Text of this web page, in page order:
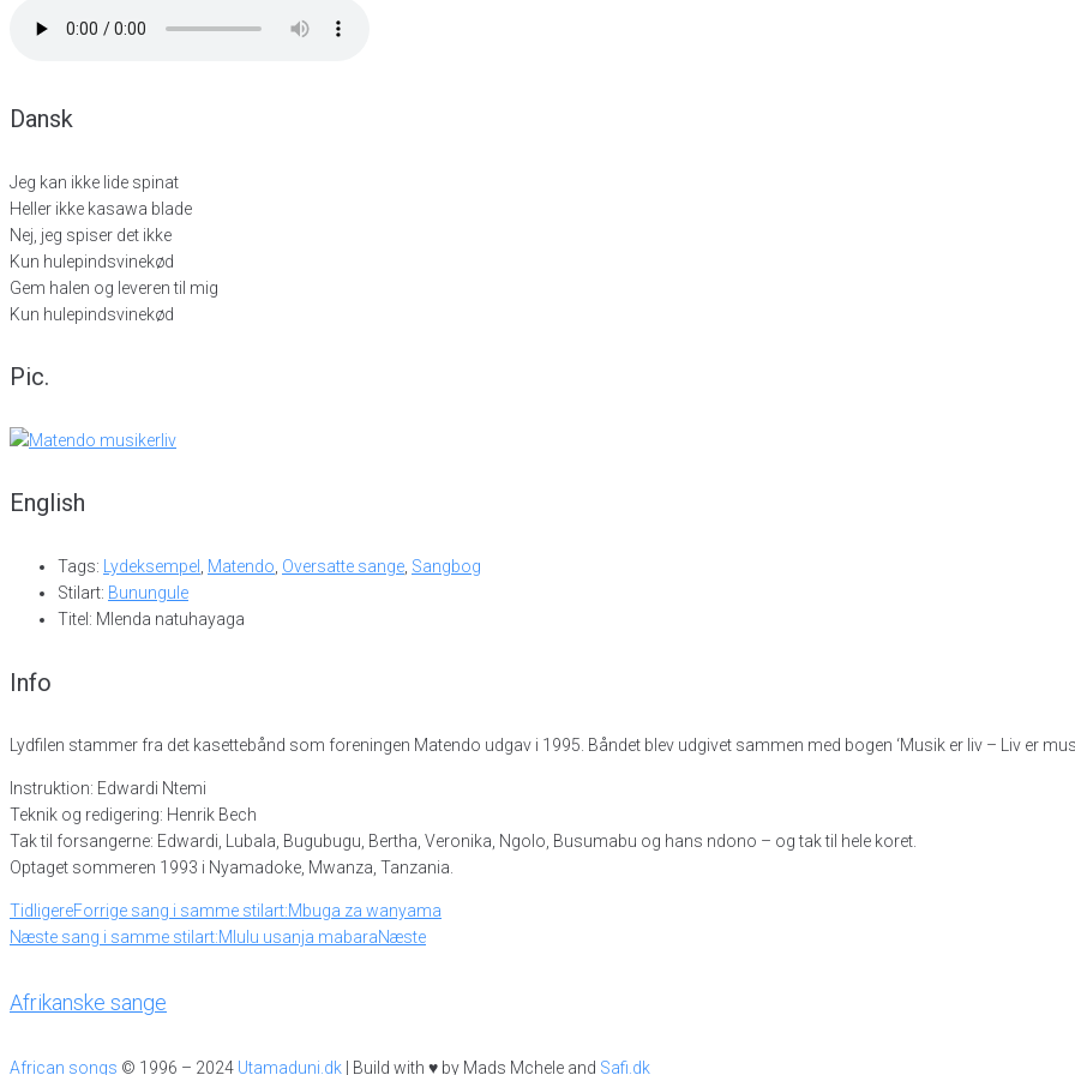
Dansk
Jeg kan ikke lide spinat
Heller ikke kasawa blade
Nej, jeg spiser det ikke
Kun hulepindsvinekød
Gem halen og leveren til mig
Kun hulepindsvinekød
Pic.
English
Tags: Lydeksempel Matendo Oversatte sange Sangbog
Stilart: Bunungule
Titel: Mlenda natuhayaga
Info
Lydfilen stammer fra det kasettebånd som foreningen Matendo udgav i 1995. Båndet blev udgivet sammen med bogen ‘Musik er liv – Liv er
Instruktion: Edwardi Ntemi
Teknik og redigering: Henrik Bech
Tak til forsangerne: Edwardi, Lubala, Bugubugu, Bertha, Veronika, Ngolo, Busumabu og hans ndono – og tak til hele koret.
Optaget sommeren 1993 i Nyamadoke, Mwanza, Tanzania.
TidligereForrige sang i samme stilart:Mbuga za wanyama
Næste sang i samme stilart:Mlulu usanja mabaraNæste
Afrikanske sange
African songs © 1996 – 2024 Utamaduni.dk | Build with ♥ by Mads Mchele and Safi.dk